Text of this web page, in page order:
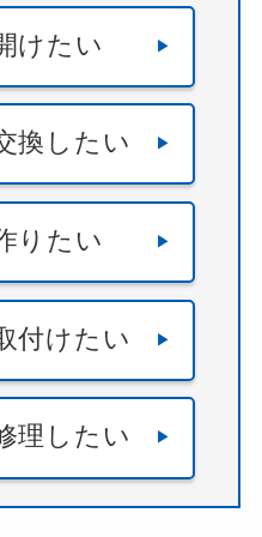
けたい
換したい
りたい
付けたい
理したい